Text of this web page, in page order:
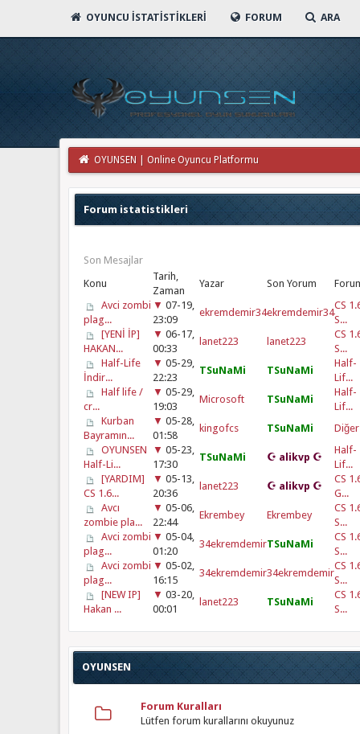
OYUNCU İSTATISTIKLERI FORUM ARA
OYUNSEN | Online Oyuncu Platformu
Forum istatistikleri
Son Mesajlar
Konu
Tarih,
Zaman
Yazar Son Yorum
Avci zombi
plag...
▼ 07-19,
23:09
ekremdemir34ekremdemir34
CS
S...
[YENİ İP]
HAKAN...
▼ 06-17,
00:33
lanet223 lanet223
CS
S...
Half-Life
İndir...
▼ 05-29,
22:23
TSuNaMi TSuNaMi
Half-
Lif...
Half life /
cr...
▼ 05-29,
19:03
Microsoft TSuNaMi
Half-
Lif...
Kurban
Bayramın...
▼ 05-28,
01:58
kingofcs TSuNaMi
Diğer
OYUNSEN
Half-Li...
▼ 05-23,
17:30
TSuNaMi ☪ alikvp ☪
Half-
Lif...
[YARDIM]
CS 1.6...
▼ 05-13,
20:36
lanet223 ☪ alikvp ☪
CS
G...
Avcı
zombie pla...
▼ 05-06,
22:44
Ekrembey Ekrembey
CS
S...
Avci zombi
plag...
▼ 05-04,
01:20
34ekremdemirTSuNaMi
CS
S...
Avci zombi
plag...
▼ 05-02,
16:15
34ekremdemir34ekremdemir
CS
S...
[NEW IP]
Hakan ...
▼ 03-20,
00:01
lanet223 TSuNaMi
CS
S...
OYUNSEN
Forum Kuralları
Lütfen forum kurallarını okuyunuz